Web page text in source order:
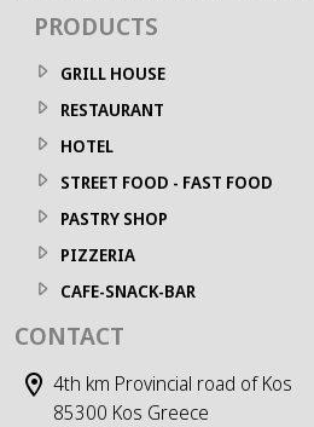
PRODUCTS
GRILL HOUSE
RESTAURANT
HOTEL
STREET FOOD - FAST FOOD
PASTRY SHOP
PIZZERIA
CAFE-SNACK-BAR
CONTACT
4th km Provincial road of Kos
85300 Kos Greece